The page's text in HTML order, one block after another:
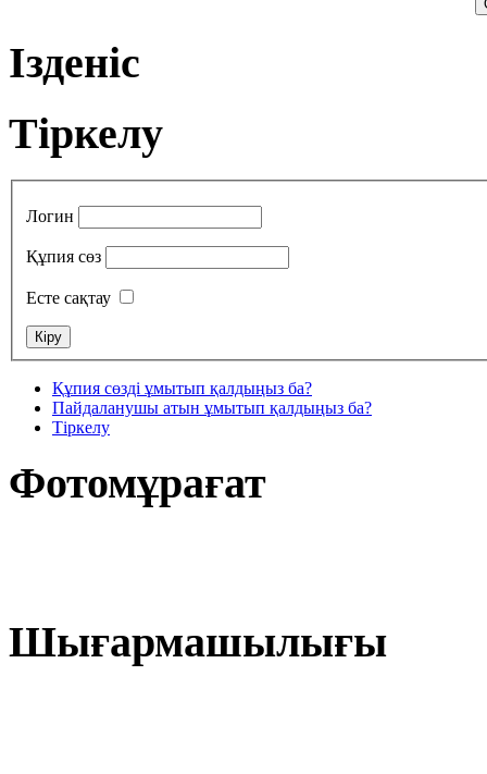
Ізденіс
Тіркелу
Логин
Құпия сөз
Есте сақтау
Құпия сөзді ұмытып қалдыңыз ба?
Пайдаланушы атын ұмытып қалдыңыз ба?
Тіркелу
Фотомұрағат
Шығармашылығы